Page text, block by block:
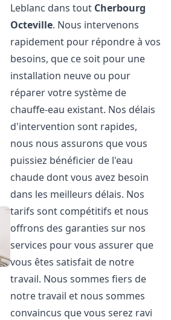
Leblanc dans tout Cherbourg
Octeville. Nous intervenons
rapidement pour répondre à vos
besoins, que ce soit pour une
installation neuve ou pour
réparer votre système de
chauffe-eau existant. Nos délais
d'intervention sont rapides,
nous nous assurons que vous
puissiez bénéficier de l'eau
chaude dont vous avez besoin
dans les meilleurs délais. Nos
tarifs sont compétitifs et nous
offrons des garanties sur nos
services pour vous assurer que
vous êtes satisfait de notre
travail. Nous sommes fiers de
notre travail et nous sommes
convaincus que vous serez ravi